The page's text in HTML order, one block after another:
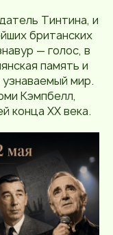
Тинтина, и
британских
— голос, в
память и
мир.
Кэмпбелл,
конца XX века.